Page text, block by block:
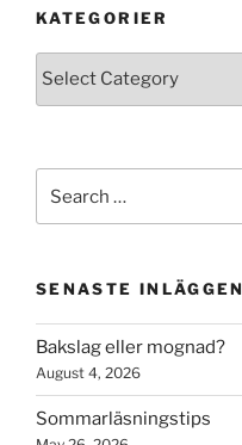
KATEGORIER
Kategorier
for:
SENASTE INLÄGGEN
Bakslag eller mognad?
August 4, 2026
Sommarläsningstips